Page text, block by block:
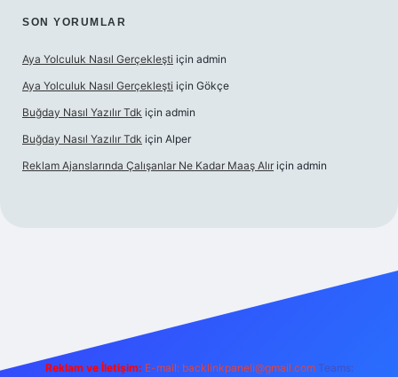
SON YORUMLAR
Aya Yolculuk Nasıl Gerçekleşti için admin
Aya Yolculuk Nasıl Gerçekleşti için Gökçe
Buğday Nasıl Yazılır Tdk için admin
Buğday Nasıl Yazılır Tdk için Alper
Reklam Ajanslarında Çalışanlar Ne Kadar Maaş Alır için admin
Reklam ve İletişim: E-mail: backlinkpaneli@gmail.com Teams: